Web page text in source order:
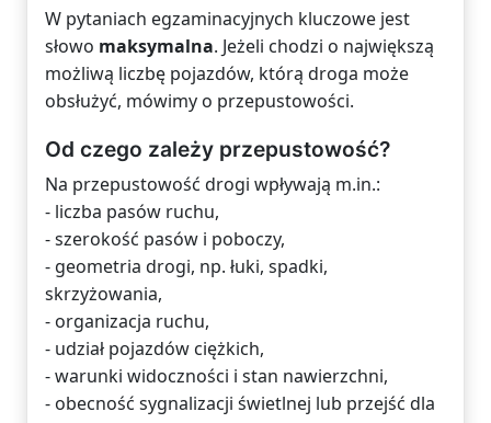
W pytaniach egzaminacyjnych kluczowe jest
słowo maksymalna. Jeżeli chodzi o największą
możliwą liczbę pojazdów, którą droga może
obsłużyć, mówimy o przepustowości.
Od czego zależy przepustowość?
Na przepustowość drogi wpływają m.in.:
- liczba pasów ruchu,
- szerokość pasów i poboczy,
- geometria drogi, np. łuki, spadki,
skrzyżowania,
- organizacja ruchu,
- udział pojazdów ciężkich,
- warunki widoczności i stan nawierzchni,
- obecność sygnalizacji świetlnej lub przejść dla